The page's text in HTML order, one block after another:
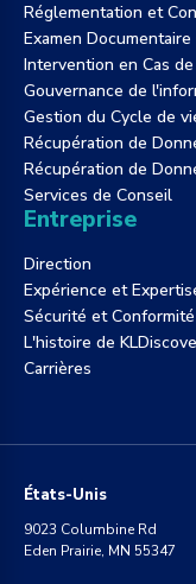
Réglementation et
Examen
Intervention en Cas
Gouvernance de
Gestion du Cycle de
Récupération de
Récupération de
Services de Conseil
Entreprise
Direction
Expérience et
Sécurité et Conformité
L'histoire de
Carrières
États-Unis
9023 Columbine Rd
Eden Prairie, MN 55347